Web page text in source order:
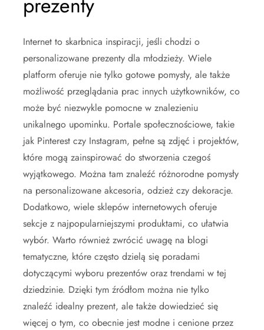
Internet to skarbnica inspiracji, jeśli chodzi o
personalizowane prezenty dla młodzieży. Wiele
platform oferuje nie tylko gotowe pomysły, ale także
możliwość przeglądania prac innych użytkowników, co
może być niezwykle pomocne w znalezieniu
unikalnego upominku. Portale społecznościowe, takie
jak Pinterest czy Instagram, pełne są zdjęć i projektów,
które mogą zainspirować do stworzenia czegoś
wyjątkowego. Można tam znaleźć różnorodne pomysły
na personalizowane akcesoria, odzież czy dekoracje.
Dodatkowo, wiele sklepów internetowych oferuje
sekcje z najpopularniejszymi produktami, co ułatwia
wybór. Warto również zwrócić uwagę na blogi
tematyczne, które często dzielą się poradami
dotyczącymi wyboru prezentów oraz trendami w tej
dziedzinie. Dzięki tym źródłom można nie tylko
znaleźć idealny prezent, ale także dowiedzieć się
więcej o tym, co obecnie jest modne i cenione przez